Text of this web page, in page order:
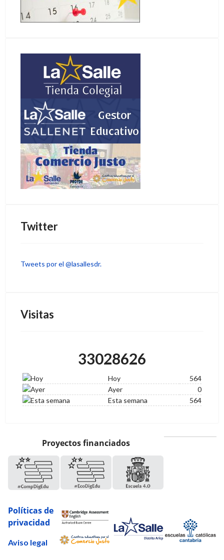
Twitter
Tweets por el @lasallesdr.
Visitas
33028626
Hoy
564
Ayer
0
Esta semana
564
Proyectos financiados
Políticas de
privacidad
Aviso legal